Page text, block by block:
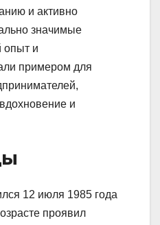
и активно
значимые
опыт и
примером для
и
12 июля 1985 года
проявил